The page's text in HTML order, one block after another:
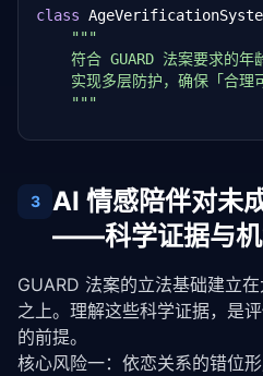
        response =
self
            temperature=
# 第五步：记忆存储
self
"user_id":
"user_message"
"ai_response":
"emotion"
:
        })
class
"""
符合 GUARD 法案要求的年
实现多层防护，确保「合理
    """
    MIN_AGE_THRESHOLD =
18
def __init__(self,
self.doc_verifier
self
def verify_age(self,
        多层年龄验证流程
3
AI 情感陪伴对未
——科学证据与机
GUARD 法案的立法基础建立
之上。理解这些科学证据，是
的前提。
核心风险一：依恋关系的错位